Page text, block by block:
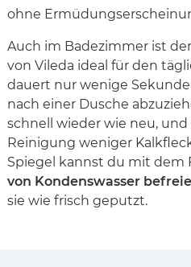
ohne
Auch im Badezimmer ist
von Vileda ideal für den
dauert nur wenige
nach einer Dusche
schnell wieder wie neu,
Reinigung weniger
Spiegel kannst du mit dem
von Kondenswasser
sie wie frisch geputzt.